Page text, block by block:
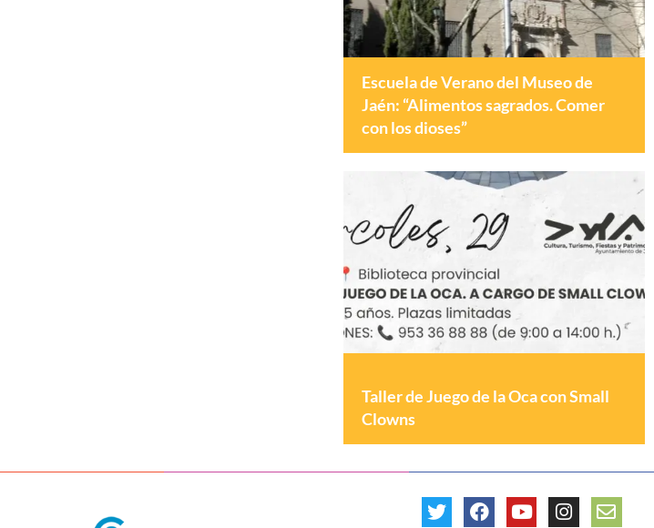
Escuela de Verano del Museo de
Jaén: “Alimentos sagrados. Comer
con los dioses”
Taller de Juego de la Oca con Small
Clowns